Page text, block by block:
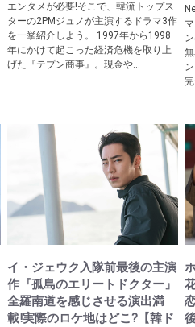
エンタメが必要!そこで、韓流トップス
ターの2PMジュノが主演するドラマ3作
を一挙紹介しよう。 1997年から1998
年にかけて起こった経済危機を取り上
げた『テプン商事』。現金や...
イ・ジェウク入隊前最後の主演
作『孤島のエリートドクター』
全羅南道を感じさせる演出満
載!実際のロケ地はどこ?【韓ド